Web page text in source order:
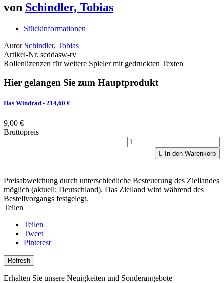
von Schindler, Tobias
Stückinformationen
Autor Schindler, Tobias
Artikel-Nr. scddasw-rv
Rollenlizenzen für weitere Spieler mit gedruckten Texten
Hier gelangen Sie zum Hauptprodukt
Das Windrad - 214,60 €
9,00 €
Bruttopreis
 In den Warenkorb
Preisabweichung durch unterschiedliche Besteuerung des Ziellandes
möglich (aktuell: Deutschland). Das Zielland wird während des
Bestellvorgangs festgelegt.
Teilen
Teilen
Tweet
Pinterest
Erhalten Sie unsere Neuigkeiten und Sonderangebote